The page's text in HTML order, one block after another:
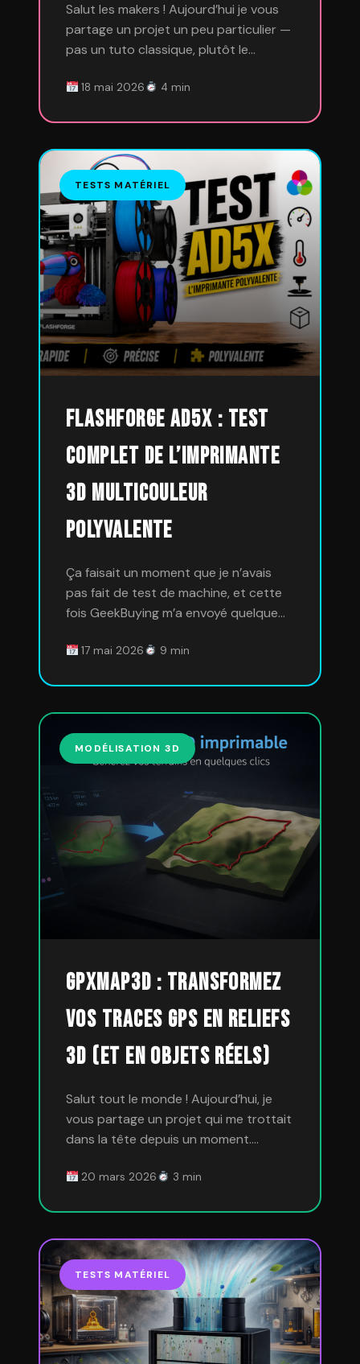
Salut les makers ! Aujourd’hui je vous
partage un projet un peu particulier —
pas un tuto classique, plutôt le…
18 mai 2026 4 min
TESTS MATÉRIEL
FlashForge AD5X : Test
complet de l’imprimante
3D multicouleur
polyvalente
Ça faisait un moment que je n’avais
pas fait de test de machine, et cette
fois GeekBuying m’a envoyé quelque…
17 mai 2026 9 min
MODÉLISATION 3D
GPXMap3D : Transformez
vos traces GPS en reliefs
3D (et en objets réels)
Salut tout le monde ! Aujourd’hui, je
vous partage un projet qui me trottait
dans la tête depuis un moment.…
20 mars 2026 3 min
TESTS MATÉRIEL